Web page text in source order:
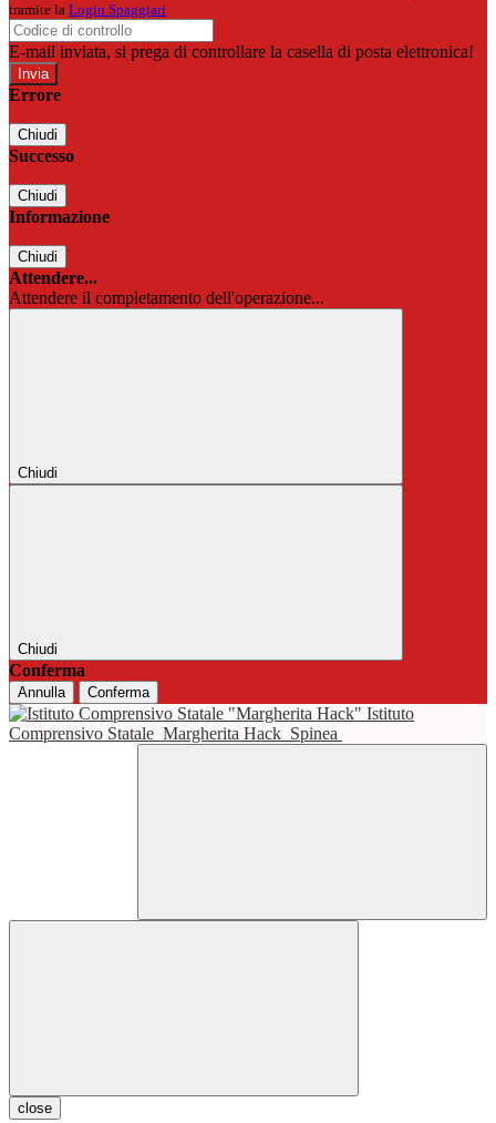
tramite la Login Spaggiari
E-mail inviata, si prega di controllare la casella di posta elettronica!
Errore
Chiudi
Successo
Chiudi
Informazione
Chiudi
Attendere...
Attendere il completamento dell'operazione...
Chiudi
Chiudi
Conferma
Annulla Conferma
Istituto
Comprensivo Statale Margherita Hack Spinea
close